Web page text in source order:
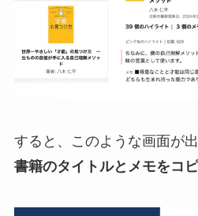
すると、このような画面が
書籍のタイトルとメモをコピ